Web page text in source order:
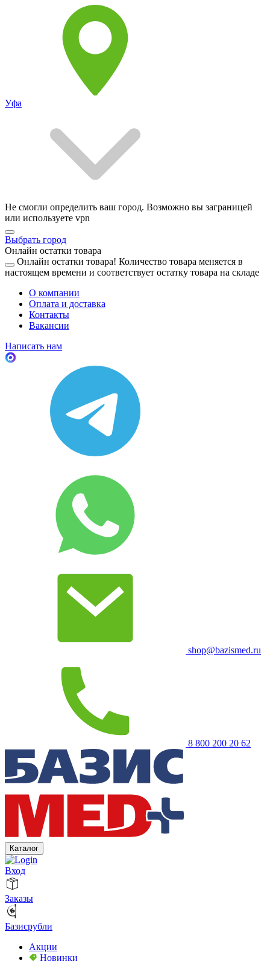
Уфа
Не смогли определить ваш город. Возможно вы заграницей
или используете vpn
Выбрать город
Онлайн остатки товара
Онлайн остатки товара! Количество товара меняется в
настоящем времени и соответствует остатку товара на складе
О компании
Оплата и доставка
Контакты
Вакансии
Написать нам
shop@bazismed.ru
8 800 200 20 62
Каталог
Вход
Заказы
Базисрубли
Акции
Новинки